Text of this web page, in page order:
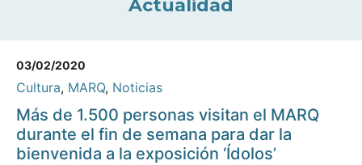
Actualidad
03/02/2020
Cultura, MARQ, Noticias
Más de 1.500 personas visitan el MARQ
durante el fin de semana para dar la
bienvenida a la exposición ‘Ídolos’